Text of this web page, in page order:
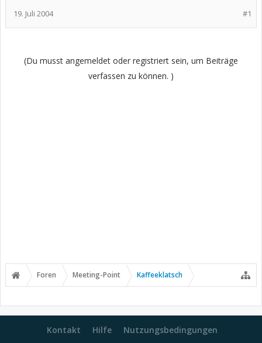
#1
19. Juli 2004
(Du musst angemeldet oder registriert sein, um Beiträge
verfassen zu können. )
Foren Meeting-Point Kaffeeklatsch
Kontakt Hilfe Nutzungsbedingungen